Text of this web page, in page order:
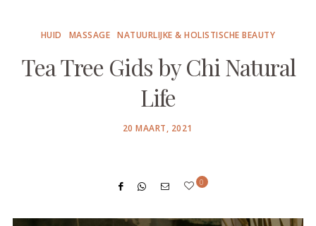
HUID MASSAGE NATUURLIJKE & HOLISTISCHE BEAUTY
Tea Tree Gids by Chi Natural
Life
POSTED
20 MAART, 2021
0